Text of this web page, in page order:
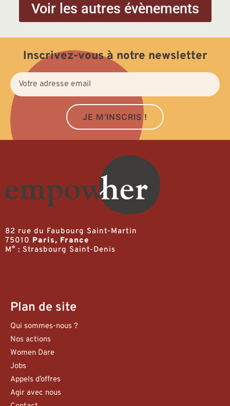
Voir les autres évènements
Inscrivez-vous à notre newsletter
JE M'INSCRIS !
82 rue du Faubourg Saint-Martin
75010 Paris, France
M° : Strasbourg Saint-Denis
Plan de site
Qui sommes-nous ?
Nos actions
Women Dare
Jobs
Appels d’offres
Agir avec nous